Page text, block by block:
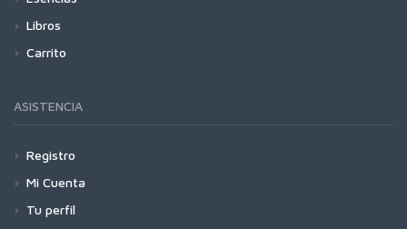
Libros
Carrito
ASISTENCIA
Registro
Mi Cuenta
Tu perfil